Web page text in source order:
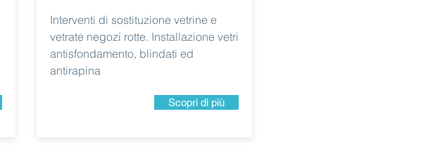
Interventi di sostituzione vetrine e
vetrate negozi rotte. Installazione vetri
antisfondamento, blindati ed
antirapina
Scopri di più